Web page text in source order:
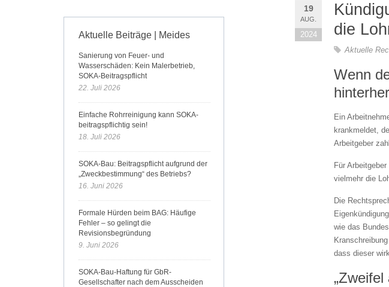
19
AUG.
2024
die
Aktuelle
Wenn
Ein
krankmeldet,
Arbeitgeber
Für
vielmehr die
Die
wie das
dass dieser
Aktuelle Beiträge | Meides
Sanierung von Feuer- und
Wasserschäden: Kein Malerbetrieb,
SOKA-Beitragspflicht
22. Juli 2026
Einfache Rohrreinigung kann SOKA-
beitragspflichtig sein!
18. Juli 2026
SOKA-Bau: Beitragspflicht aufgrund der
„Zweckbestimmung“ des Betriebs?
16. Juni 2026
Formale Hürden beim BAG: Häufige
Fehler – so gelingt die
Revisionsbegründung
9. Juni 2026
SOKA-Bau-Haftung für GbR-
Gesellschafter nach dem Ausscheiden